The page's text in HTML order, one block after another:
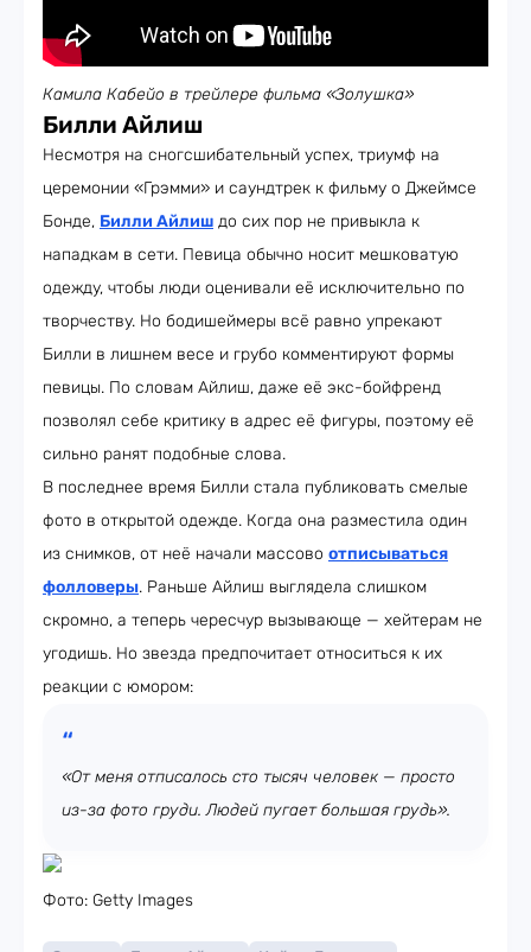
Камила Кабейо в трейлере фильма «Золушка»
Билли Айлиш
Несмотря на сногсшибательный успех, триумф на
церемонии «Грэмми» и саундтрек к фильму о Джеймсе
Бонде, Билли Айлиш до сих пор не привыкла к
нападкам в сети. Певица обычно носит мешковатую
одежду, чтобы люди оценивали её исключительно по
творчеству. Но бодишеймеры всё равно упрекают
Билли в лишнем весе и грубо комментируют формы
певицы. По словам Айлиш, даже её экс-бойфренд
позволял себе критику в адрес её фигуры, поэтому её
сильно ранят подобные слова.
В последнее время Билли стала публиковать смелые
фото в открытой одежде. Когда она разместила один
из снимков, от неё начали массово отписываться
фолловеры. Раньше Айлиш выглядела слишком
скромно, а теперь чересчур вызывающе — хейтерам не
угодишь. Но звезда предпочитает относиться к их
реакции с юмором:
«От меня отписалось сто тысяч человек — просто
из-за фото груди. Людей пугает большая грудь».
Фото: Getty Images